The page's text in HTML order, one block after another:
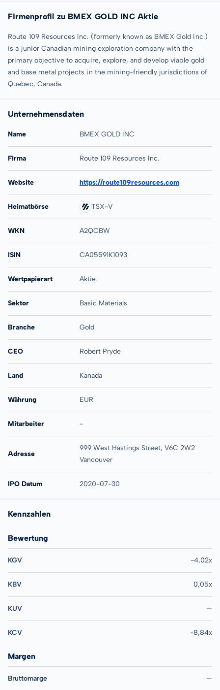
Firmenprofil zu BMEX GOLD INC Aktie
Route 109 Resources Inc. (formerly known as BMEX Gold Inc.)
is a junior Canadian mining exploration company with the
primary objective to acquire, explore, and develop viable gold
and base metal projects in the mining-friendly jurisdictions of
Quebec, Canada.
Unternehmensdaten
Name BMEX GOLD INC
Firma Route 109 Resources Inc.
Website https://route109resources.com
Heimatbörse TSX-V
WKN A2QCBW
ISIN CA05591K1093
Wertpapierart Aktie
Sektor Basic Materials
Branche Gold
CEO Robert Pryde
Land Kanada
Währung EUR
Mitarbeiter -
Adresse
999 West Hastings Street, V6C 2W2
Vancouver
IPO Datum 2020-07-30
Kennzahlen
Bewertung
KGV -4,02x
KBV 0,05x
KUV —
KCV -8,84x
Margen
Bruttomarge —